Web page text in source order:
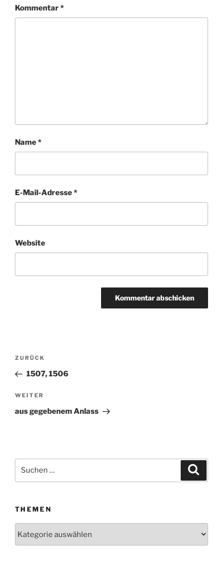
Kommentar*
Name*
E-Mail-Adresse*
Website
Beitragsnavigation
Vorheriger
Beitrag
ZURÜCK
1507, 1506
Nächster
Beitrag
WEITER
aus gegebenem Anlass
Suchen
THEMEN